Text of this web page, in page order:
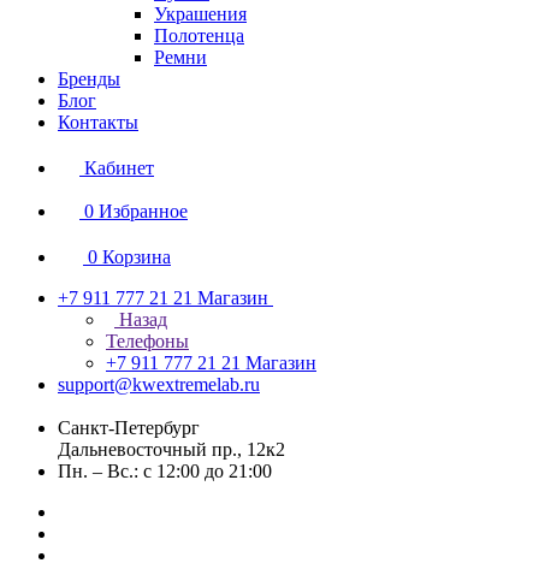
Украшения
Полотенца
Ремни
Бренды
Блог
Контакты
Кабинет
0 Избранное
0 Корзина
+7 911 777 21 21 Магазин
Назад
Телефоны
+7 911 777 21 21 Магазин
support@kwextremelab.ru
Санкт-Петербург
Дальневосточный пр., 12к2
Пн. – Вс.: с 12:00 до 21:00